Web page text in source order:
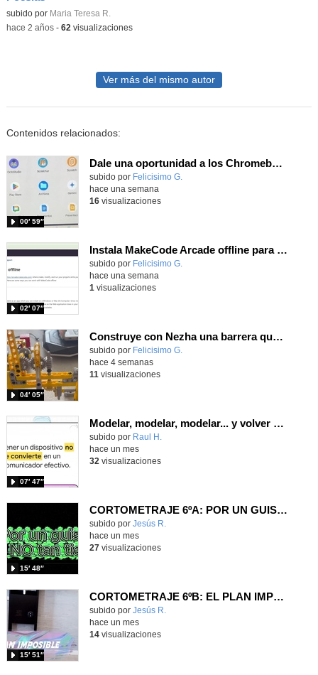
Contenido educativo.
subido por Maria Teresa R.
-hace 2 años- 62 visualizaciones
Ver más del mismo autor
Contenidos relacionados:
Dale una oportunidad a los Chromebooks y utiliza un proyector para realizar talleres si no tienes pantallas táctiles
Contenido educativo.
subido por Felicisimo G.
00′ 59″
hace una semana
16visualizaciones
Instala MakeCode Arcade offline para programar grandes juegos sin necesidad de Internet
Contenido educativo.
subido por Felicisimo G.
02′ 07″
hace una semana
1 visualizaciones
Construye con Nezha una barrera que se levante de un modo gradual usando un tornillo sin fin.
Contenido educativo.
subido por Felicisimo G.
04′ 05″
hace 4 semanas
11 visualizaciones
Modelar, modelar, modelar... y volver a modelar
Contenido educativo.
subido por Raul H.
07′ 47″
hace un mes
32 visualizaciones
CORTOMETRAJE 6ºA: POR UN GUISANTE NO TAN TIERNO
Contenido educativo.
subido por Jesús R.
15′ 48″
hace un mes
27visualizaciones
CORTOMETRAJE 6ºB: EL PLAN IMPOSIBLE
Contenido educativo.
subido por Jesús R.
15′ 51″
hace un mes
14visualizaciones